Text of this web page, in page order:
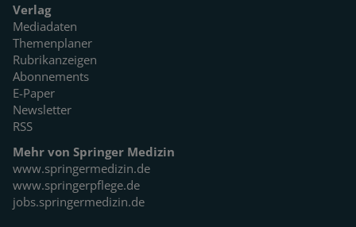
Verlag
Mediadaten
Themenplaner
Rubrikanzeigen
Abonnements
E-Paper
Newsletter
RSS
Mehr von Springer Medizin
www.springermedizin.de
www.springerpflege.de
jobs.springermedizin.de